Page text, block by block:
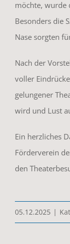
möchte, wurde
Besonders die
Nase sorgten
Nach der
voller
gelungener
wird und Lust
Ein herzliches
Förderverein
den
05.12.2025 |